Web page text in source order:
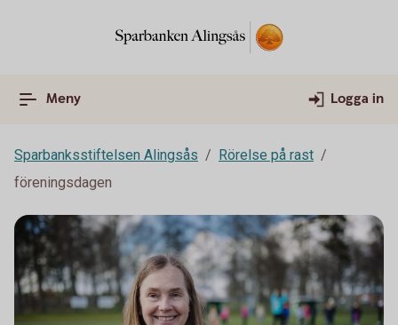
Meny Logga in
Sparbanksstiftelsen Alingsås
Rörelse på rast
föreningsdagen